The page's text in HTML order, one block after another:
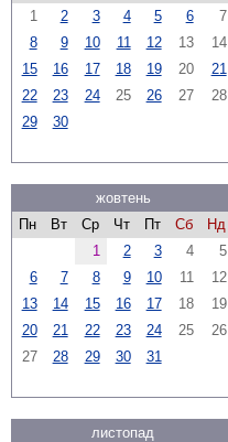
1
2 3 4 5 6
7
8
9 10 11 12 13
14
15
16 17 18 19 20
21
22
23 24 25 26 27
28
29
30
жовтень
Пн
Вт Ср Чт Пт Сб
Нд
1
2 3 4
5
6
7 8 9 10 11
12
13
14 15 16 17 18
19
20
21 22 23 24 25
26
27
28 29 30 31
листопад